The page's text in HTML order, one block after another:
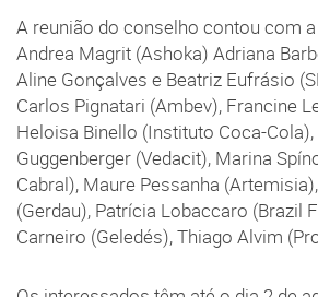
A reunião do conselho contou com
Andrea Magrit (Ashoka) Adriana
Aline Gonçalves e Beatriz Eufrásio
Carlos Pignatari (Ambev), Francine
Heloisa Binello (Instituto Coca-
Guggenberger (Vedacit), Marina
Cabral), Maure Pessanha
(Gerdau), Patrícia Lobaccaro (Brazil
Carneiro (Geledés), Thiago Alvim